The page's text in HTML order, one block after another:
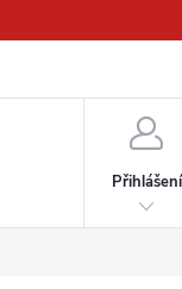
Přihlášení